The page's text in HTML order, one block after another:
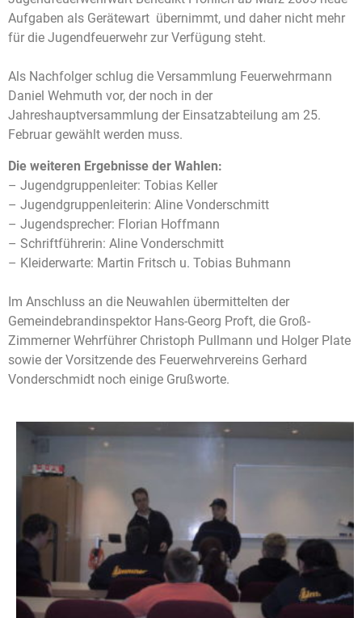
Aufgaben als Gerätewart übernimmt, und daher nicht mehr
für die Jugendfeuerwehr zur Verfügung steht.
Als Nachfolger schlug die Versammlung Feuerwehrmann
Daniel Wehmuth vor, der noch in der
Jahreshauptversammlung der Einsatzabteilung am 25.
Februar gewählt werden muss.
Die weiteren Ergebnisse der Wahlen:
– Jugendgruppenleiter: Tobias Keller
– Jugendgruppenleiterin: Aline Vonderschmitt
– Jugendsprecher: Florian Hoffmann
– Schriftführerin: Aline Vonderschmitt
– Kleiderwarte: Martin Fritsch u. Tobias Buhmann
Im Anschluss an die Neuwahlen übermittelten der
Gemeindebrandinspektor Hans-Georg Proft, die Groß-
Zimmerner Wehrführer Christoph Pullmann und Holger Plate
sowie der Vorsitzende des Feuerwehrvereins Gerhard
Vonderschmidt noch einige Grußworte.